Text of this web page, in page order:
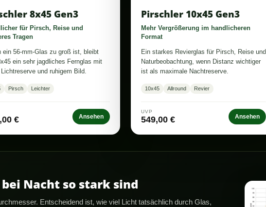
8x45 Gen3
für Pirsch, Reise und
Tragen
ein 56-mm-Glas zu groß ist, bleibt
ein sehr jagdliches Fernglas mit
und ruhigem Bild.
Pirsch Leichter
€ Ansehen
Pirschler 10x45 Gen3
Mehr Vergrößerung im handlicheren
Format
Ein starkes Revierglas für Pirsch, Reise und
Naturbeobachtung, wenn Distanz wichtiger
ist als maximale Nachtreserve.
10x45 Allround Revier
UVP
549,00 € Ansehen
Nacht so stark sind
Entscheidend ist, wie viel Licht tatsächlich durch Glas,